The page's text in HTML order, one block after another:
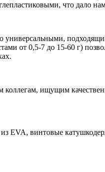
что дало
от 0,5-7 до 15-60 г)
ищущим
EVA, винтовые